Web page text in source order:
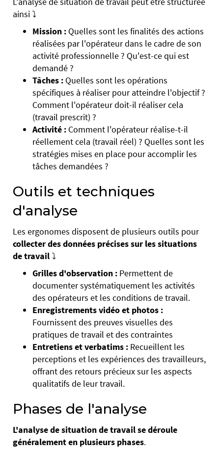
ainsi ⤵️
Mission :Quelles sont les finalités des actions
réalisées par l'opérateur dans le cadre de son
activité professionnelle ? Qu'est-ce qui est
demandé ?
Tâches :Quelles sont les opérations
spécifiques à réaliser pour atteindre l'objectif ?
Comment l'opérateur doit-il réaliser cela
(travail prescrit) ?
Activité : Comment l'opérateur réalise-t-il
réellement cela (travail réel) ? Quelles sont les
stratégies mises en place pour accomplir les
tâches demandées ?
Outils et techniques
d'analyse
Les ergonomes disposent de plusieurs outils pour
collecter des données précises sur les situations
de travail⤵️
Grilles d'observation : Permettent de
documenter systématiquement les activités
des opérateurs et les conditions de travail.
Enregistrements vidéo et photos :
Fournissent des preuves visuelles des
pratiques de travail et des contraintes
Entretiens et verbatims : Recueillent les
perceptions et les expériences des travailleurs,
offrant des retours précieux sur les aspects
qualitatifs de leur travail.
Phases de l'analyse
L'analyse de situation de travailse déroule
généralement en plusieurs phases.